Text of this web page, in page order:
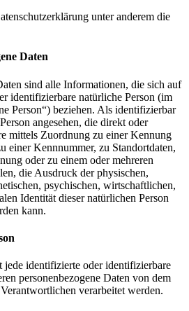
unter anderem die
Daten
sind alle Informationen, die sich auf
identifizierbare natürliche Person (im
Person“) beziehen. Als identifizierbar
angesehen, die direkt oder
mittels Zuordnung zu einer Kennung
einer Kennnummer, zu Standortdaten,
oder zu einem oder mehreren
die Ausdruck der physischen,
psychischen, wirtschaftlichen,
Identität dieser natürlichen Person
kann.
jede identifizierte oder identifizierbare
personenbezogene Daten von dem
verarbeitet werden.